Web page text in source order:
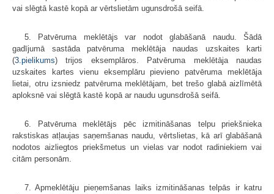
vai slēgtā kastē kopā ar vērtslietām ugunsdrošā seifā.
5. Patvēruma meklētājs var nodot glabāšanā naudu. Šādā
gadījumā sastāda patvēruma meklētāja naudas uzskaites karti
(3.pielikums) trijos eksemplāros. Patvēruma meklētāja naudas
uzskaites kartes vienu eksemplāru pievieno patvēruma meklētāja
lietai, otru izsniedz patvēruma meklētājam, bet trešo glabā aizlīmētā
aploksnē vai slēgtā kastē kopā ar naudu ugunsdrošā seifā.
6. Patvēruma meklētājs pēc izmitināšanas telpu priekšnieka
rakstiskas atļaujas saņemšanas naudu, vērtslietas, kā arī glabāšanā
nodotos aizliegtos priekšmetus un vielas var nodot radiniekiem vai
citām personām.
7. Apmeklētāju pieņemšanas laiks izmitināšanas telpās ir katru